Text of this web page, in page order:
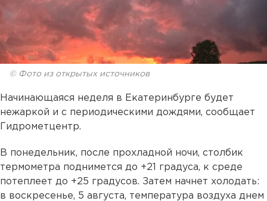
© Фото из открытых источников
Начинающаяся неделя в Екатеринбурге будет
нежаркой и с периодическими дождями, сообщает
Гидрометцентр.
В понедельник, после прохладной ночи, столбик
термометра поднимется до +21 градуса, к среде
потеплеет до +25 градусов. Затем начнет холодать:
в воскресенье, 5 августа, температура воздуха днем